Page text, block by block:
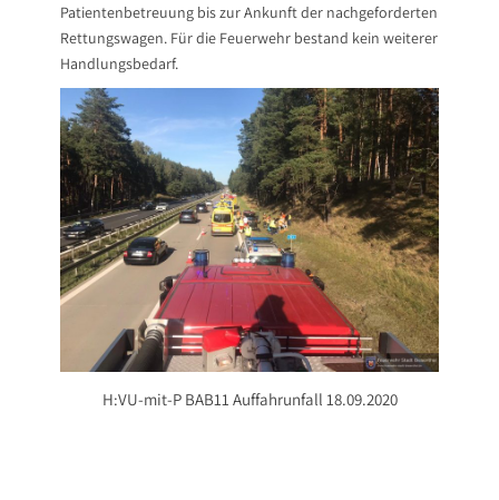
Patientenbetreuung bis zur Ankunft der nachgeforderten
Rettungswagen. Für die Feuerwehr bestand kein weiterer
Handlungsbedarf.
H:VU-mit-P BAB11 Auffahrunfall 18.09.2020